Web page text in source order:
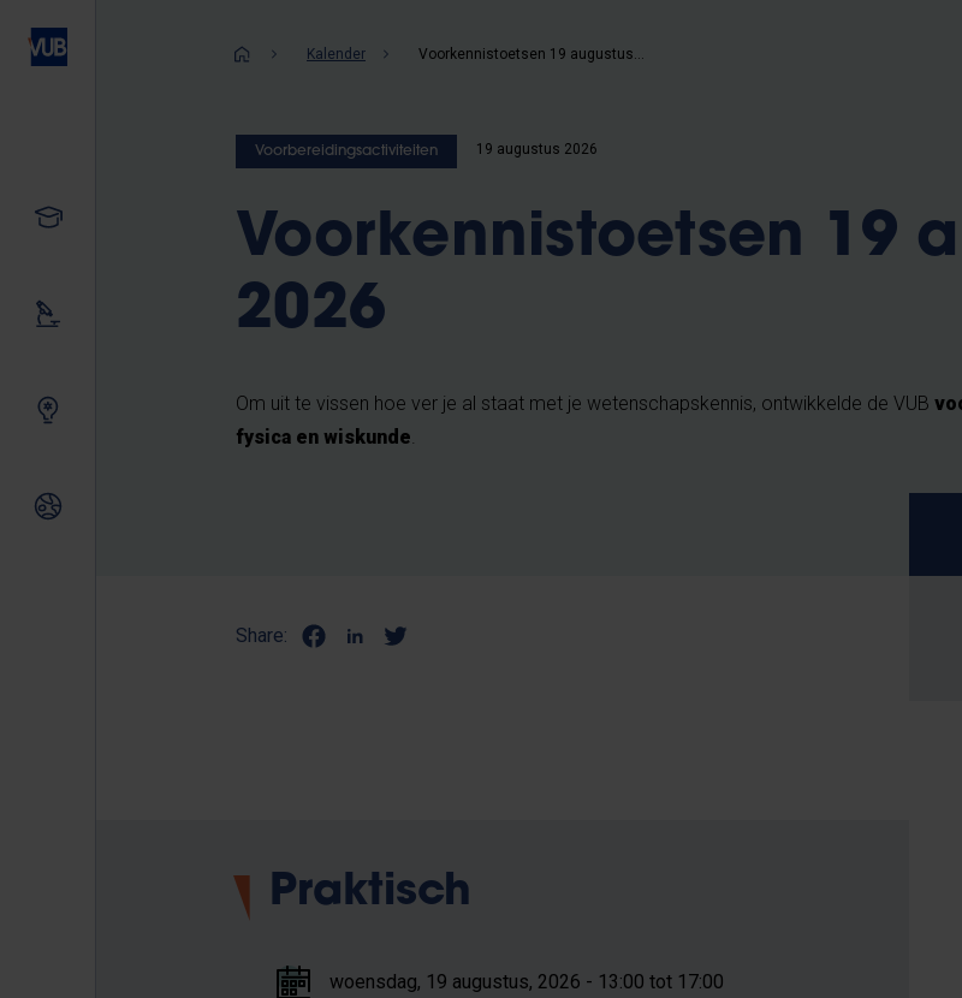
Ons onderzoek
Samen innoveren
Kruimelpad
Kalender
Voorbereidingsactiviteiten 19 augustus 2026
Voorkennistoetsen 19
2026
Om uit te vissen hoe ver je al staat met je wetenschapskennis, ontwikkelde de VUB
fysica en wiskunde.
Share:
Praktisch
woensdag, 19 augustus, 2026 - 13:00 tot 17:00